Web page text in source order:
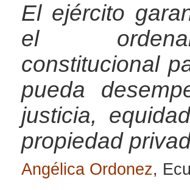
El ejército
el
constitucional
pueda
justicia,
propiedad
Angélica Ordonez,